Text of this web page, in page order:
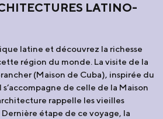
LATINO-
latine et découvrez la richesse
région du monde. La visite de la
(Maison de Cuba), inspirée du
de celle de la Maison
rappelle les vieilles
Dernière étape de ce voyage, la